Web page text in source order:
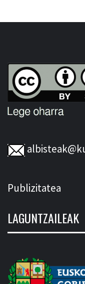
Publizitatea
LAGUNTZAILEAK